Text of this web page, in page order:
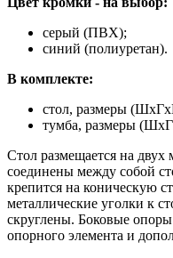
серый (ПВХ);
синий (полиуретан).
В комплекте:
стол, размеры
тумба, размеры
Стол размещается на двух
соединены между собой
крепится на коническую
металлические уголки к
скруглены. Боковые опоры
опорного элемента и